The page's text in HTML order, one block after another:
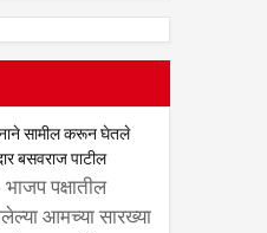
सामील करून घेतले
बसवराज पाटील
पक्षातील
आमच्या सारख्या